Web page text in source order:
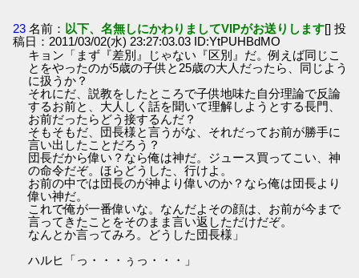
23 名前： 以下、名無しにかわりましてVIPがお送りします[] 投
稿日：2011/03/02(水) 23:27:03.03 ID:YtPUHBdMO
キョン「まず『差別』じゃない『区別』だ。例えば同じこ
とをやったのが5歳の子供と25歳の大人だったら、同じよう
に扱うか？
それにだ、説教をしたところで子供地味た自分理論で反論
するお前と、大人しく話を聞いて理解しようとする長門、
お前だったらどう接するんだ？
そもそもだ、団長様と言うがな、それだってお前が勝手に
言い出したことだろう？
団長だから偉い？なら俺は神だ。ジュース買ってこい、神
の命令だぞ。ほらどうした、行けよ。
お前の中では団長のが神より偉いのか？なら俺は団長より
偉い神だ。
これで俺が一番偉いな。なんだよその顔は、お前が今まで
言ってきたことをそのまま言い返しただけだぞ。
なんとか言ってみろ。どうした団長様」
ハルヒ「っ・・・ぅっ・・・」